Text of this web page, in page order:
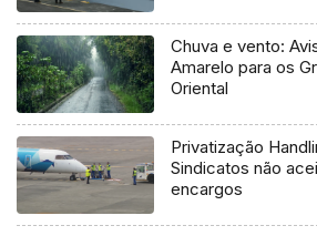
Chuva e vento:
Amarelo para os
Oriental
Privatização
Sindicatos não
encargos